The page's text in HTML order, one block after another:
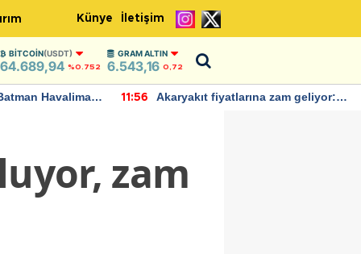
Künye İletişim
BITCOIN(USDT)
64.689,94 %0.752
GRAM ALTIN
6.543,16 0,72
Havalimanı
11:56
Akaryakıt fiyatlarına zam geliyor:
zam